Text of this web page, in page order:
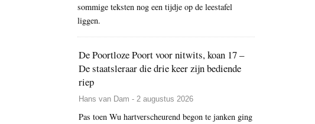
sommige teksten nog een tijdje op de leestafel
liggen.
De Poortloze Poort voor nitwits, koan 17 –
De staatsleraar die drie keer zijn bediende
riep
Hans van Dam - 2 augustus 2026
Pas toen Wu hartverscheurend begon te janken ging